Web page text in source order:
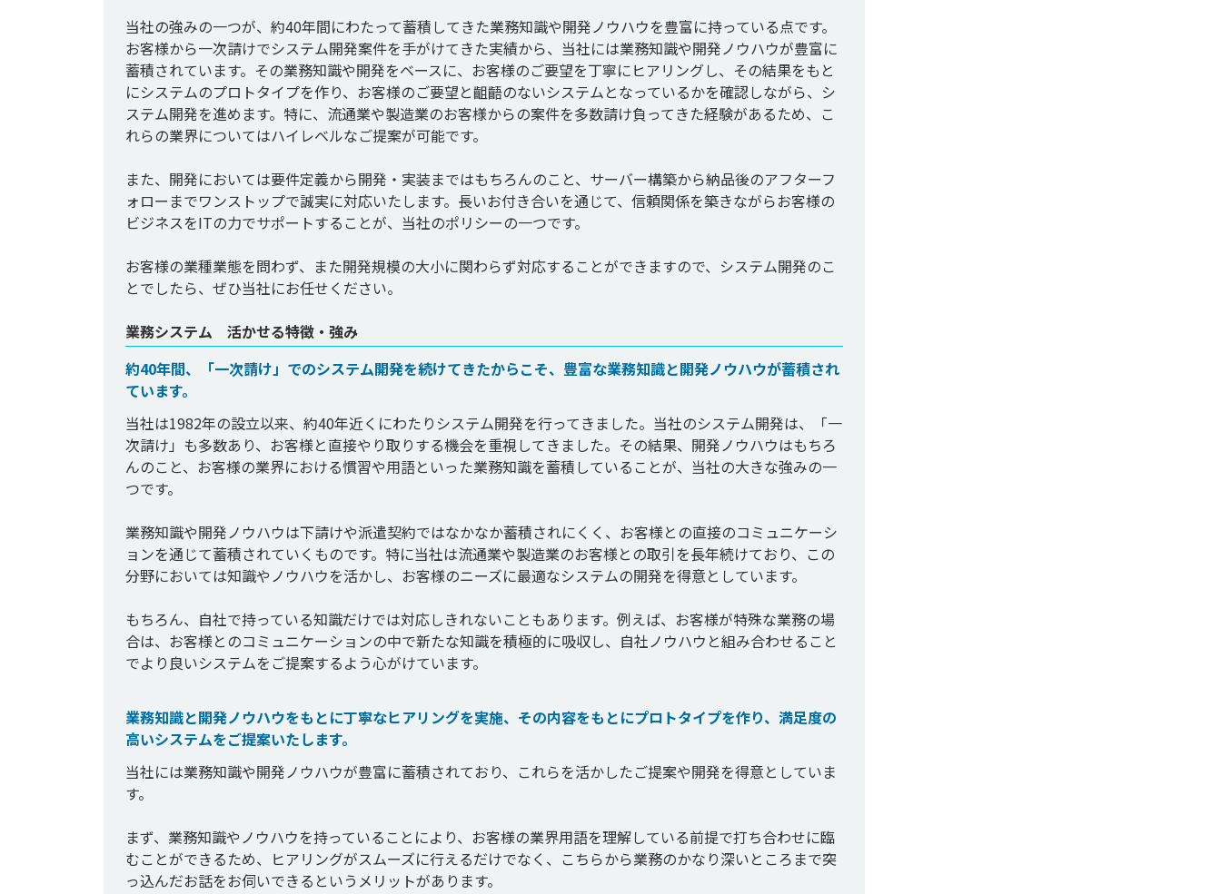
当社の強みの一つが、約40年間にわたって蓄積してきた業務知識や開発ノウハウを豊富に持っている点です。
お客様から一次請けでシステム開発案件を手がけてきた実績から、当社には業務知識や開発ノウハウが豊富に
蓄積されています。その業務知識や開発をベースに、お客様のご要望を丁寧にヒアリングし、その結果をもと
にシステムのプロトタイプを作り、お客様のご要望と齟齬のないシステムとなっているかを確認しながら、シ
ステム開発を進めます。特に、流通業や製造業のお客様からの案件を多数請け負ってきた経験があるため、こ
れらの業界についてはハイレベルなご提案が可能です。
また、開発においては要件定義から開発・実装まではもちろんのこと、サーバー構築から納品後のアフターフ
ォローまでワンストップで誠実に対応いたします。長いお付き合いを通じて、信頼関係を築きながらお客様の
ビジネスをITの力でサポートすることが、当社のポリシーの一つです。
お客様の業種業態を問わず、また開発規模の大小に関わらず対応することができますので、システム開発のこ
とでしたら、ぜひ当社にお任せください。
業務システム 活かせる特徴・強み
約40年間、「一次請け」でのシステム開発を続けてきたからこそ、豊富な業務知識と開発ノウハウが蓄積され
ています。
当社は1982年の設立以来、約40年近くにわたりシステム開発を行ってきました。当社のシステム開発は、「一
次請け」も多数あり、お客様と直接やり取りする機会を重視してきました。その結果、開発ノウハウはもちろ
んのこと、お客様の業界における慣習や用語といった業務知識を蓄積していることが、当社の大きな強みの一
つです。
業務知識や開発ノウハウは下請けや派遣契約ではなかなか蓄積されにくく、お客様との直接のコミュニケーシ
ョンを通じて蓄積されていくものです。特に当社は流通業や製造業のお客様との取引を長年続けており、この
分野においては知識やノウハウを活かし、お客様のニーズに最適なシステムの開発を得意としています。
もちろん、自社で持っている知識だけでは対応しきれないこともあります。例えば、お客様が特殊な業務の場
合は、お客様とのコミュニケーションの中で新たな知識を積極的に吸収し、自社ノウハウと組み合わせること
でより良いシステムをご提案するよう心がけています。
業務知識と開発ノウハウをもとに丁寧なヒアリングを実施、その内容をもとにプロトタイプを作り、満足度の
高いシステムをご提案いたします。
当社には業務知識や開発ノウハウが豊富に蓄積されており、これらを活かしたご提案や開発を得意としていま
す。
まず、業務知識やノウハウを持っていることにより、お客様の業界用語を理解している前提で打ち合わせに臨
むことができるため、ヒアリングがスムーズに行えるだけでなく、こちらから業務のかなり深いところまで突
っ込んだお話をお伺いできるというメリットがあります。